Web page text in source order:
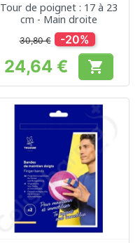
Tour de poignet : 17 à 23
cm - Main droite
30,80 € -20%
Prix
24,64 € 